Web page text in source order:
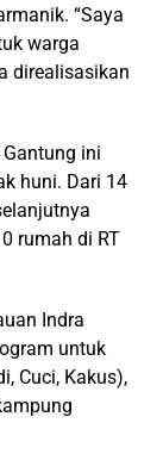
“Saya
warga
direalisasikan
ini
huni. Dari 14
rumah di RT
Indra
untuk
Cuci, Kakus),